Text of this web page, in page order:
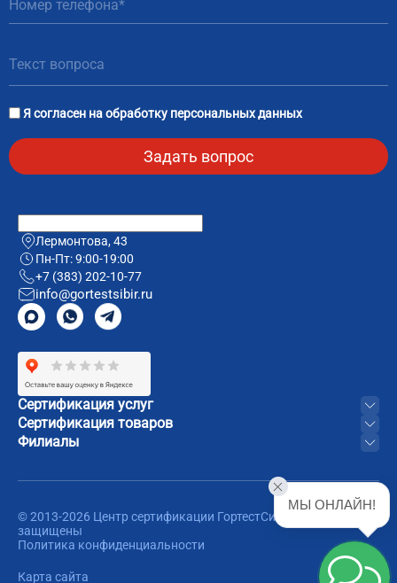
Я согласен наобработку персональных данных
Сертификация услуг
Сертификация товаров
Филиалы
Лермонтова, 43
Пн-Пт: 9:00-19:00
+7 (383) 202-10-77
info@gortestsibir.ru
© 2013-2026 Центр сертификации ГортестСибирь. Все права
защищены
Политика конфиденциальности
Карта сайта
МЫ ОНЛАЙН!